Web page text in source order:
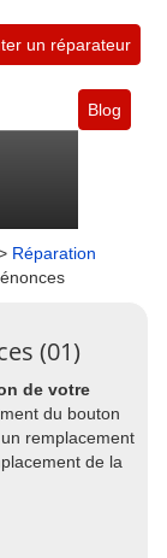
un réparateur
Blog
Réparation
(01)
de votre
du bouton
remplacement
de la